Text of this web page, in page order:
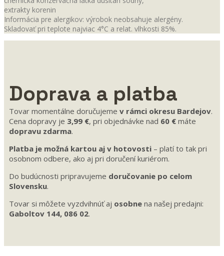
extrakty korenin
Informácia pre alergikov: výrobok neobsahuje alergény.
Skladovať pri teplote najviac 4°C a relat. vlhkosti 85%.
Doprava a platba
Tovar momentálne doručujeme v rámci okresu Bardejov.
Cena dopravy je 3,99 €, pri objednávke nad 60 € máte
dopravu zdarma.
Platba je možná kartou aj v hotovosti – platí to tak pri
osobnom odbere, ako aj pri doručení kuriérom.
Do budúcnosti pripravujeme doručovanie po celom
Slovensku.
Tovar si môžete vyzdvihnúť aj osobne na našej predajni:
Gaboltov 144, 086 02.